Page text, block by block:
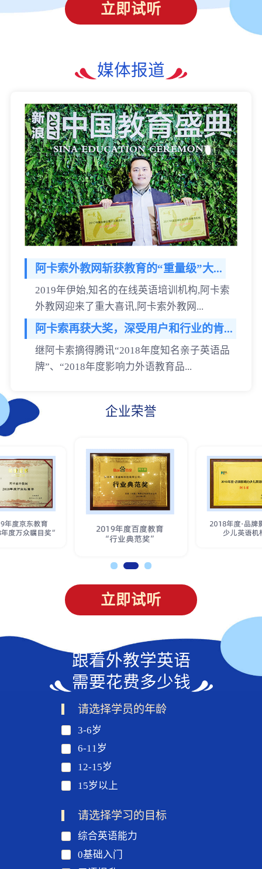
立即试听
媒体报道
阿卡索外教网斩获教育的“重量级”大...
2019年伊始,知名的在线英语培训机构,阿卡索
外教网迎来了重大喜讯,阿卡索外教网...
阿卡索再获大奖，深受用户和行业的肯...
继阿卡索摘得腾讯“2018年度知名亲子英语品
牌”、“2018年度影响力外语教育品...
企业荣誉
立即试听
跟着外教学英语
需要花费多少钱
请选择学员的年龄
3-6岁
6-11岁
12-15岁
15岁以上
请选择学习的目标
综合英语能力
0基础入门